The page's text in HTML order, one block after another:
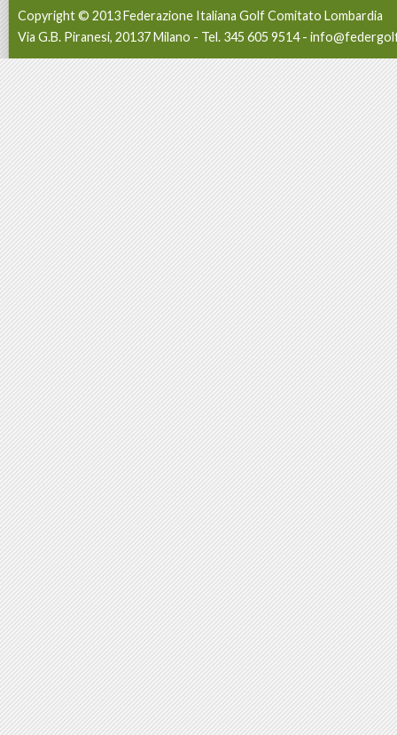
Copyright © 2013 Federazione Italiana Golf Comitato Lombardia
Via G.B. Piranesi, 20137 Milano - Tel. 345 605 9514 -